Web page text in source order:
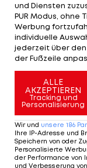
Klare Abläufe
eines Spiels
Absprache
soll nun
sein, ob eine
Zuschauern
An der
der Abbruch
und Diensten
PUR Modus, ohne
Werbung
individuelle
jederzeit über den
der Fußzeile
ALLE
AKZEPTIEREN
Tracking und
Personalisierung
Wir und unsere 186
Ihre IP-Adresse und
Speichern von oder
Personalisierte
der Performance von
und Verbesserung